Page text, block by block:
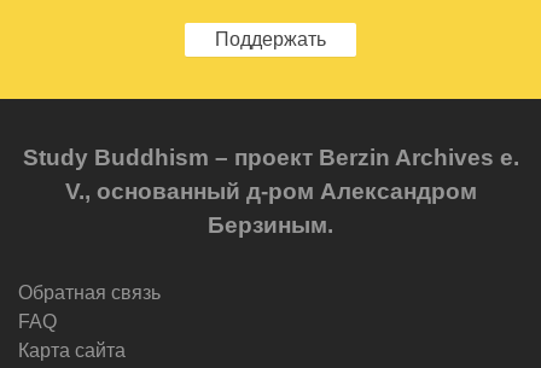
Поддержать
Study Buddhism – проект Berzin Archives e.
V., основанный д-ром Александром
Берзиным.
Обратная связь
FAQ
Карта сайта